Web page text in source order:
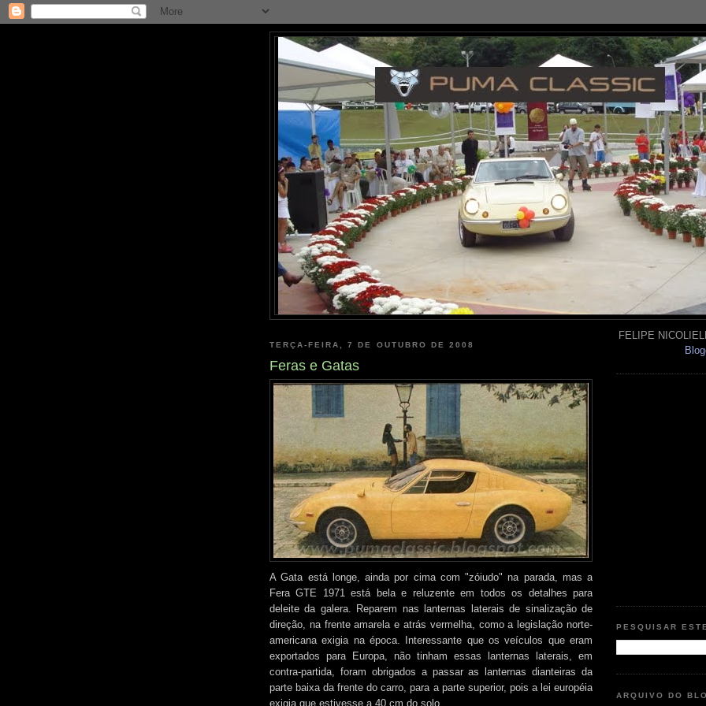
TERÇA-FEIRA, 7 DE OUTUBRO DE 2008
Feras e Gatas
A Gata está longe, ainda por cima com "zóiudo" na parada, mas a
Fera GTE 1971 está bela e reluzente em todos os detalhes para
deleite da galera. Reparem nas lanternas laterais de sinalização de
direção, na frente amarela e atrás vermelha, como a legislação norte-
americana exigia na época. Interessante que os veículos que eram
exportados para Europa, não tinham essas lanternas laterais, em
contra-partida, foram obrigados a passar as lanternas dianteiras da
parte baixa da frente do carro, para a parte superior, pois a lei européia
exigia que estivesse a 40 cm do solo.
FELIPE
PESQUISAR
ARQUIVO DO